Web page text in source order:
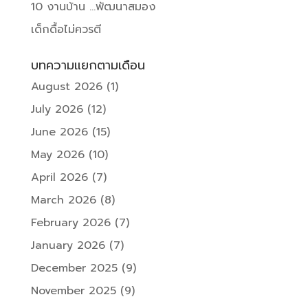
10 งานบ้าน …พัฒนาสมอง
เด็กดื้อไม่ควรตี
บทความแยกตามเดือน
August 2026(1)
July 2026(12)
June 2026(15)
May 2026(10)
April 2026(7)
March 2026(8)
February 2026(7)
January 2026(7)
December 2025(9)
November 2025(9)